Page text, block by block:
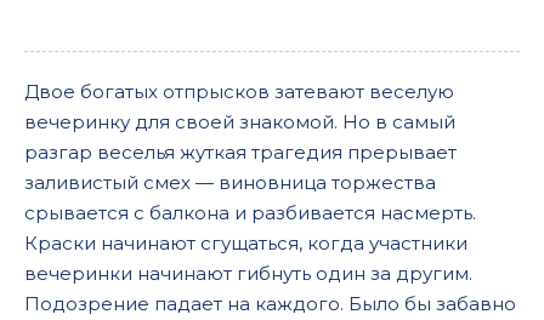
Двое богатых отпрысков затевают веселую
вечеринку для своей знакомой. Но в самый
разгар веселья жуткая трагедия прерывает
заливистый смех — виновница торжества
срывается с балкона и разбивается насмерть.
Краски начинают сгущаться, когда участники
вечеринки начинают гибнуть один за другим.
Подозрение падает на каждого. Было бы забавно